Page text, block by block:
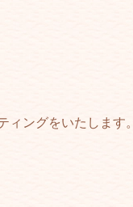
ングをいたします。